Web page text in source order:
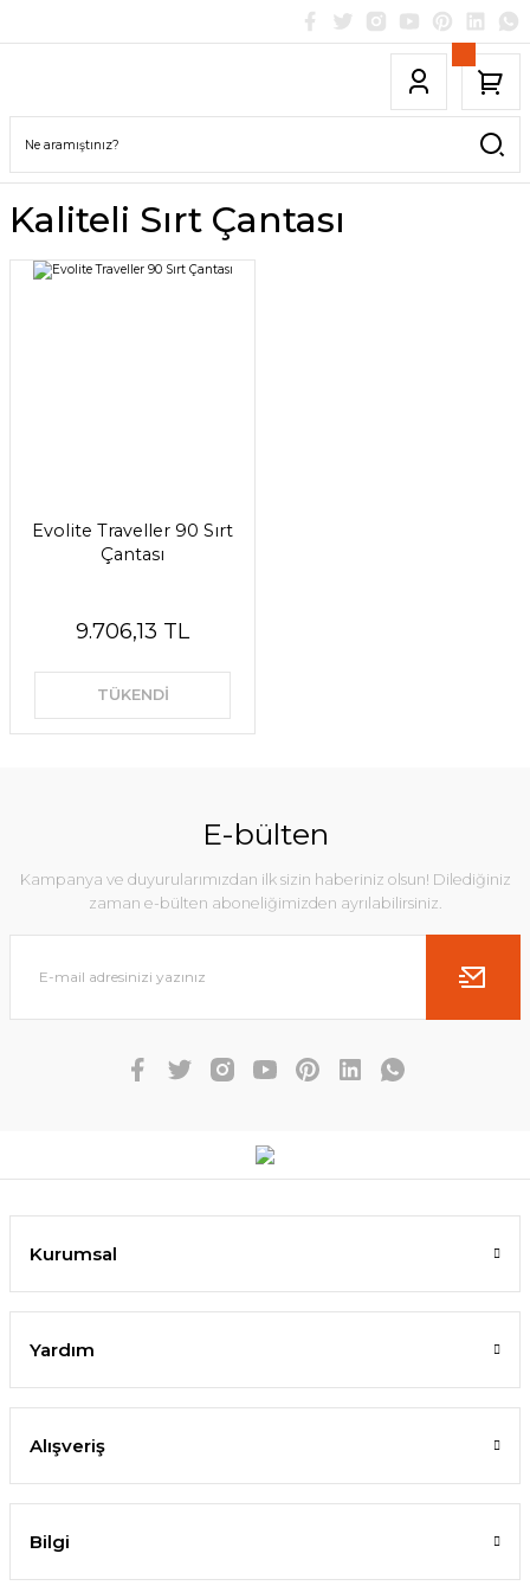
Kaliteli Sırt Çantası
Evolite Traveller 90 Sırt
Çantası
9.706,13 TL
TÜKENDİ
E-bülten
Kampanya ve duyurularımızdan ilk sizin haberiniz olsun! Dilediğiniz
zaman e-bülten aboneliğimizden ayrılabilirsiniz.
Kurumsal
Yardım
Alışveriş
Bilgi